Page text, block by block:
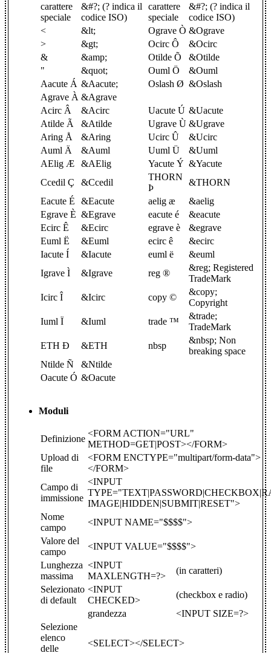
carattere
speciale
&#?; (? indica il
codice ISO)
carattere
speciale
&#?; (? indica il
codice ISO)
<
&lt; Ograve Ò &Ograve
>
&gt; Ocirc Ô
&Ocirc
&
&amp; Otilde Õ
&Otilde
"
&quot; Ouml Ö
&Ouml
Aacute Á &Aacute; Oslash Ø &Oslash
Agrave À &Agrave
Acirc Â
&Acirc Uacute Ú &Uacute
Atilde Ã
&Atilde Ugrave Ù &Ugrave
Aring Å
&Aring Ucirc Û
&Ucirc
Auml Ä
&Auml Uuml Ü
&Uuml
AElig Æ
&AElig Yacute Ý &Yacute
Ccedil Ç
&Ccedil
THORN
Þ
&THORN
Eacute É
&Eacute aelig æ
&aelig
Egrave È &Egrave eacute é
&eacute
Ecirc Ê
&Ecirc egrave è
&egrave
Euml Ë
&Euml ecirc ê
&ecirc
Iacute Í
&Iacute euml ë
&euml
Igrave Ì
&Igrave reg ®
&reg; Registered
TradeMark
Icirc Î
&Icirc copy ©
&copy;
Copyright
Iuml Ï
&Iuml trade ™
&trade;
TradeMark
ETH Ð
&ETH nbsp
&nbsp; Non
breaking space
Ntilde Ñ
&Ntilde
Oacute Ó &Oacute
Moduli
Definizione
<FORM ACTION="URL"
METHOD=GET|POST></FORM>
Upload di
file
<FORM ENCTYPE="multipart/form-data">
</FORM>
Campo di
immissione
<INPUT
IMAGE|HIDDEN|SUBMIT|RESET">
Nome
campo
<INPUT NAME="$$$$">
Valore del
campo
<INPUT VALUE="$$$$">
Lunghezza
massima
<INPUT
MAXLENGTH=?>
(in caratteri)
Selezionato
di default
<INPUT
CHECKED>
(checkbox e radio)
grandezza
<INPUT SIZE=?>
Selezione
elenco
delle
<SELECT></SELECT>